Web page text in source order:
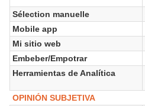
Sélection manuelle
Mobile app
Mi sitio web
Embeber/Empotrar
Herramientas de Analítica
OPINIÓN SUBJETIVA